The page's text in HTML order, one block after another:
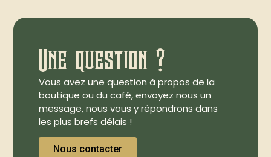
Une question ?
Vous avez une question à propos de la
boutique ou du café, envoyez nous un
message, nous vous y répondrons dans
les plus brefs délais !
Nous contacter